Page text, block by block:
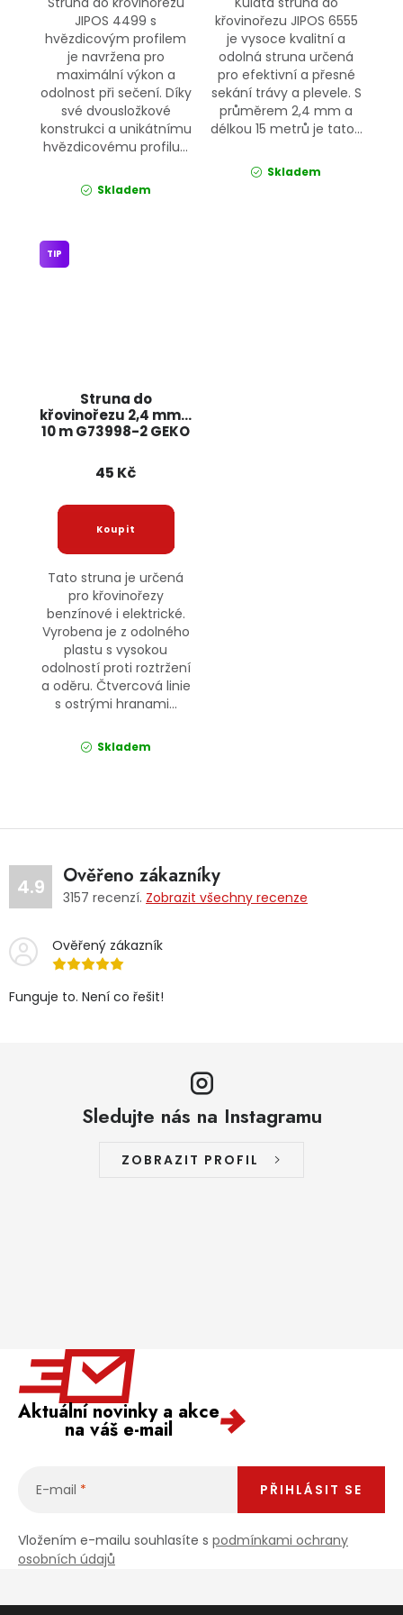
JIPOS 4499 s
hvězdicovým profilem
je navržena pro
maximální výkon a
odolnost při sečení. Díky
své dvousložkové
konstrukci a unikátnímu
hvězdicovému profilu...
Skladem
křovinořezu JIPOS 6555
je vysoce kvalitní a
odolná struna určená
pro efektivní a přesné
sekání trávy a plevele. S
průměrem 2,4 mm a
délkou 15 metrů je tato...
Skladem
Struna do
křovinořezu 2,4 mm x
10 m G73998-2 GEKO
TIP
45 Kč
Tato struna je určená
pro křovinořezy
benzínové i elektrické.
Vyrobena je z odolného
plastu s vysokou
odolností proti roztržení
a oděru. Čtvercová linie
s ostrými hranami...
Skladem
4.9 Ověřeno zákazníky
3157 recenzí. Zobrazit všechny recenze
Ověřený zákazník
Funguje to. Není co řešit!
Sledujte nás na Instagramu
ZOBRAZIT PROFIL
Aktuální novinky a akce
na váš e-mail
E-mail
Vložením e-mailu souhlasíte s podmínkami ochrany
osobních údajů
PŘIHLÁSIT SE